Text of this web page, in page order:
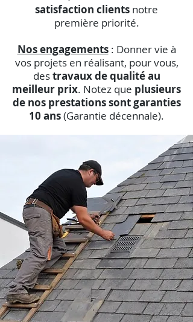
satisfaction clients notre
première priorité.
Nos engagements: Donner vie à
vos projets en réalisant, pour vous,
destravaux de qualité au
meilleur prix. Notez que plusieurs
de nos prestations sont garanties
10 ans(Garantie décennale).